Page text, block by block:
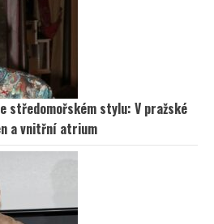
středomořském stylu: V pražské
a vnitřní atrium